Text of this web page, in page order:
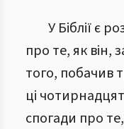
У Біблії є
про те, як він,
того, побачив
ці
спогади про